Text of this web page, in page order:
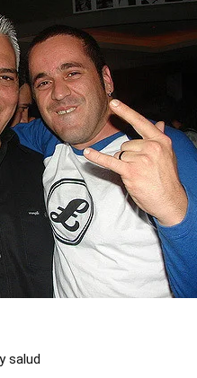
salud